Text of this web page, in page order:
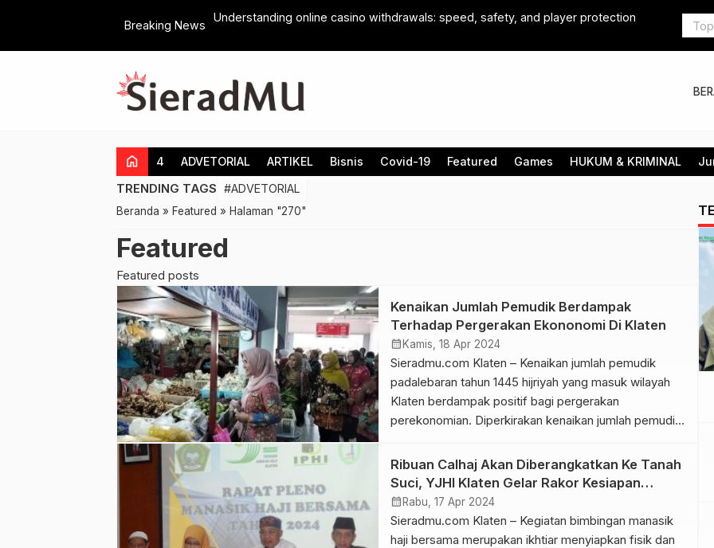
Breaking News
Understanding online casino withdrawals: speed, safety, and player protection
Lepas
Sekolah
home 4 ADVETORIAL ARTIKEL Bisnis Covid-19 Featured Games HUKUM & KRIMINAL
TRENDING TAGS #ADVETORIAL
Beranda » Featured » Halaman "270"
Featured
Featured posts
Kenaikan Jumlah Pemudik Berdampak
Terhadap Pergerakan Ekononomi Di Klaten
calendar_month Kamis, 18 Apr 2024
Sieradmu.com Klaten – Kenaikan jumlah pemudik
padalebaran tahun 1445 hijriyah yang masuk wilayah
Klaten berdampak positif bagi pergerakan
perekonomian. Diperkirakan kenaikan jumlah pemudik
sebelumnya. Kepala Dinas Koperasi Usaha Kecil
Menengah dan Perdagangan (DKUKMP) Kepala
DKUKMP Kabupaten Klaten, Anang Widyatmoko
mengatakan, keanikan jumlah pemudik pada lebaran
tahun ini […]
Ribuan Calhaj Akan Diberangkatkan Ke Tanah
Suci, YJHI Klaten Gelar Rakor Kesiapan
Manasik
calendar_month Rabu, 17 Apr 2024
Sieradmu.com Klaten – Kegiatan bimbingan manasik
haji bersama merupakan ikhtiar menyiapkan fisik dan